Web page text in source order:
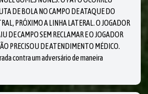
DE BOLA NO CAMPO DE ATAQUE DO
PRÓXIMO A LINHA LATERAL. O JOGADOR
DE CAMPO SEM RECLAMAR E O JOGADOR
PRECISOU DE ATENDIMENTO MÉDICO.
contra um adversário de maneira